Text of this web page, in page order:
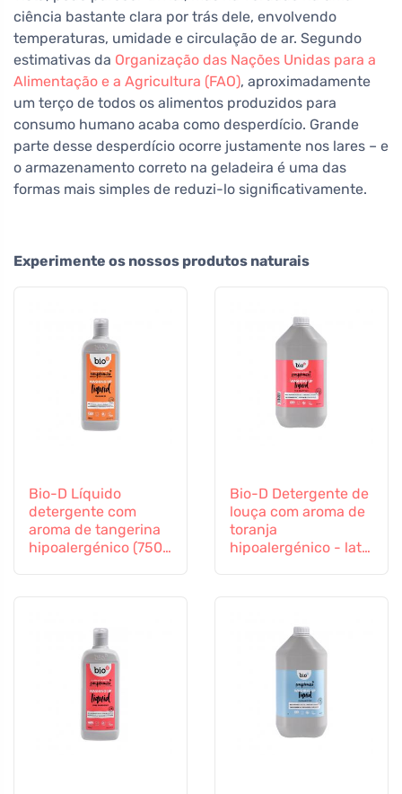
ciência bastante clara por trás dele, envolvendo
temperaturas, umidade e circulação de ar. Segundo
estimativas da Organização das Nações Unidas para a
Alimentação e a Agricultura (FAO), aproximadamente
um terço de todos os alimentos produzidos para
consumo humano acaba como desperdício. Grande
parte desse desperdício ocorre justamente nos lares – e
o armazenamento correto na geladeira é uma das
formas mais simples de reduzi-lo significativamente.
Experimente os nossos produtos naturais
Bio-D Líquido
detergente com
aroma de tangerina
hipoalergénico (750
Bio-D Detergente de
louça com aroma de
toranja
hipoalergénico - lata